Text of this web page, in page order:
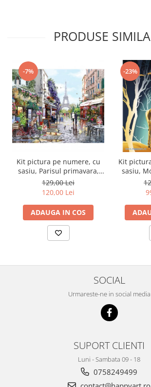
PRODUSE
-7%
Kit pictura pe numere, cu
sasiu, Parisul primavara,
40X50 cm, 30 culori, nivel
avansat, MG2206
129,00 Lei
120,00 Lei
ADAUGA IN COS
-23%
Kit
sasiu,
40X50
SOCIAL
Urmareste-ne in social media
SUPORT CLIENTI
Luni - Sambata 09 - 18
0758249499